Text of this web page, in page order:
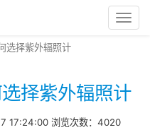
选择紫外辐照计
择紫外辐照计
17:24:00 浏览次数：4020